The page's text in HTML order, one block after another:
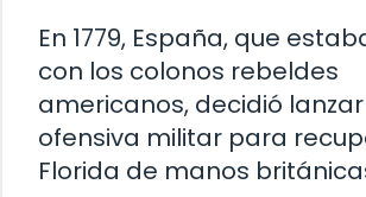
En 1779, España, que
con los colonos rebeldes
americanos, decidió
ofensiva militar para
Florida de manos